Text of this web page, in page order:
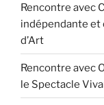
Rencontre avec
indépendante et
d’Art
Rencontre avec
le Spectacle